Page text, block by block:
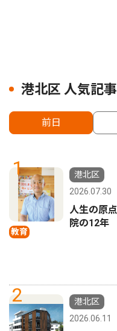
港北区 人気記
前日
1
教育
港北区
2026.07.30
人生の原
院の12年
2
港北区
2026.06.11